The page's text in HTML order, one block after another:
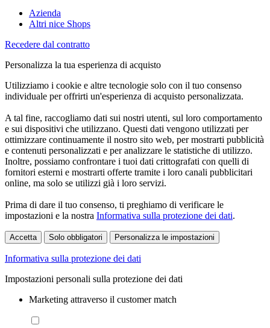
Azienda
Altri nice Shops
Recedere dal contratto
Personalizza la tua esperienza di acquisto
Utilizziamo i cookie e altre tecnologie solo con il tuo consenso
individuale per offrirti un'esperienza di acquisto personalizzata.
A tal fine, raccogliamo dati sui nostri utenti, sul loro comportamento
e sui dispositivi che utilizzano. Questi dati vengono utilizzati per
ottimizzare continuamente il nostro sito web, per mostrarti pubblicità
e contenuti personalizzati e per analizzare le statistiche di utilizzo.
Inoltre, possiamo confrontare i tuoi dati crittografati con quelli di
fornitori esterni e mostrarti offerte tramite i loro canali pubblicitari
online, ma solo se utilizzi già i loro servizi.
Prima di dare il tuo consenso, ti preghiamo di verificare le
impostazioni e la nostra Informativa sulla protezione dei dati.
Accetta Solo obbligatori Personalizza le impostazioni
Informativa sulla protezione dei dati
Impostazioni personali sulla protezione dei dati
Marketing attraverso il customer match